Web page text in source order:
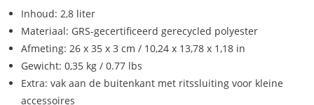
Inhoud: 2,8 liter
Materiaal: GRS-gecertificeerd gerecycled polyester
Afmeting: 26 x 35 x 3 cm / 10,24 x 13,78 x 1,18 in
Gewicht: 0,35 kg / 0.77 lbs
Extra: vak aan de buitenkant met ritssluiting voor kleine
accessoires